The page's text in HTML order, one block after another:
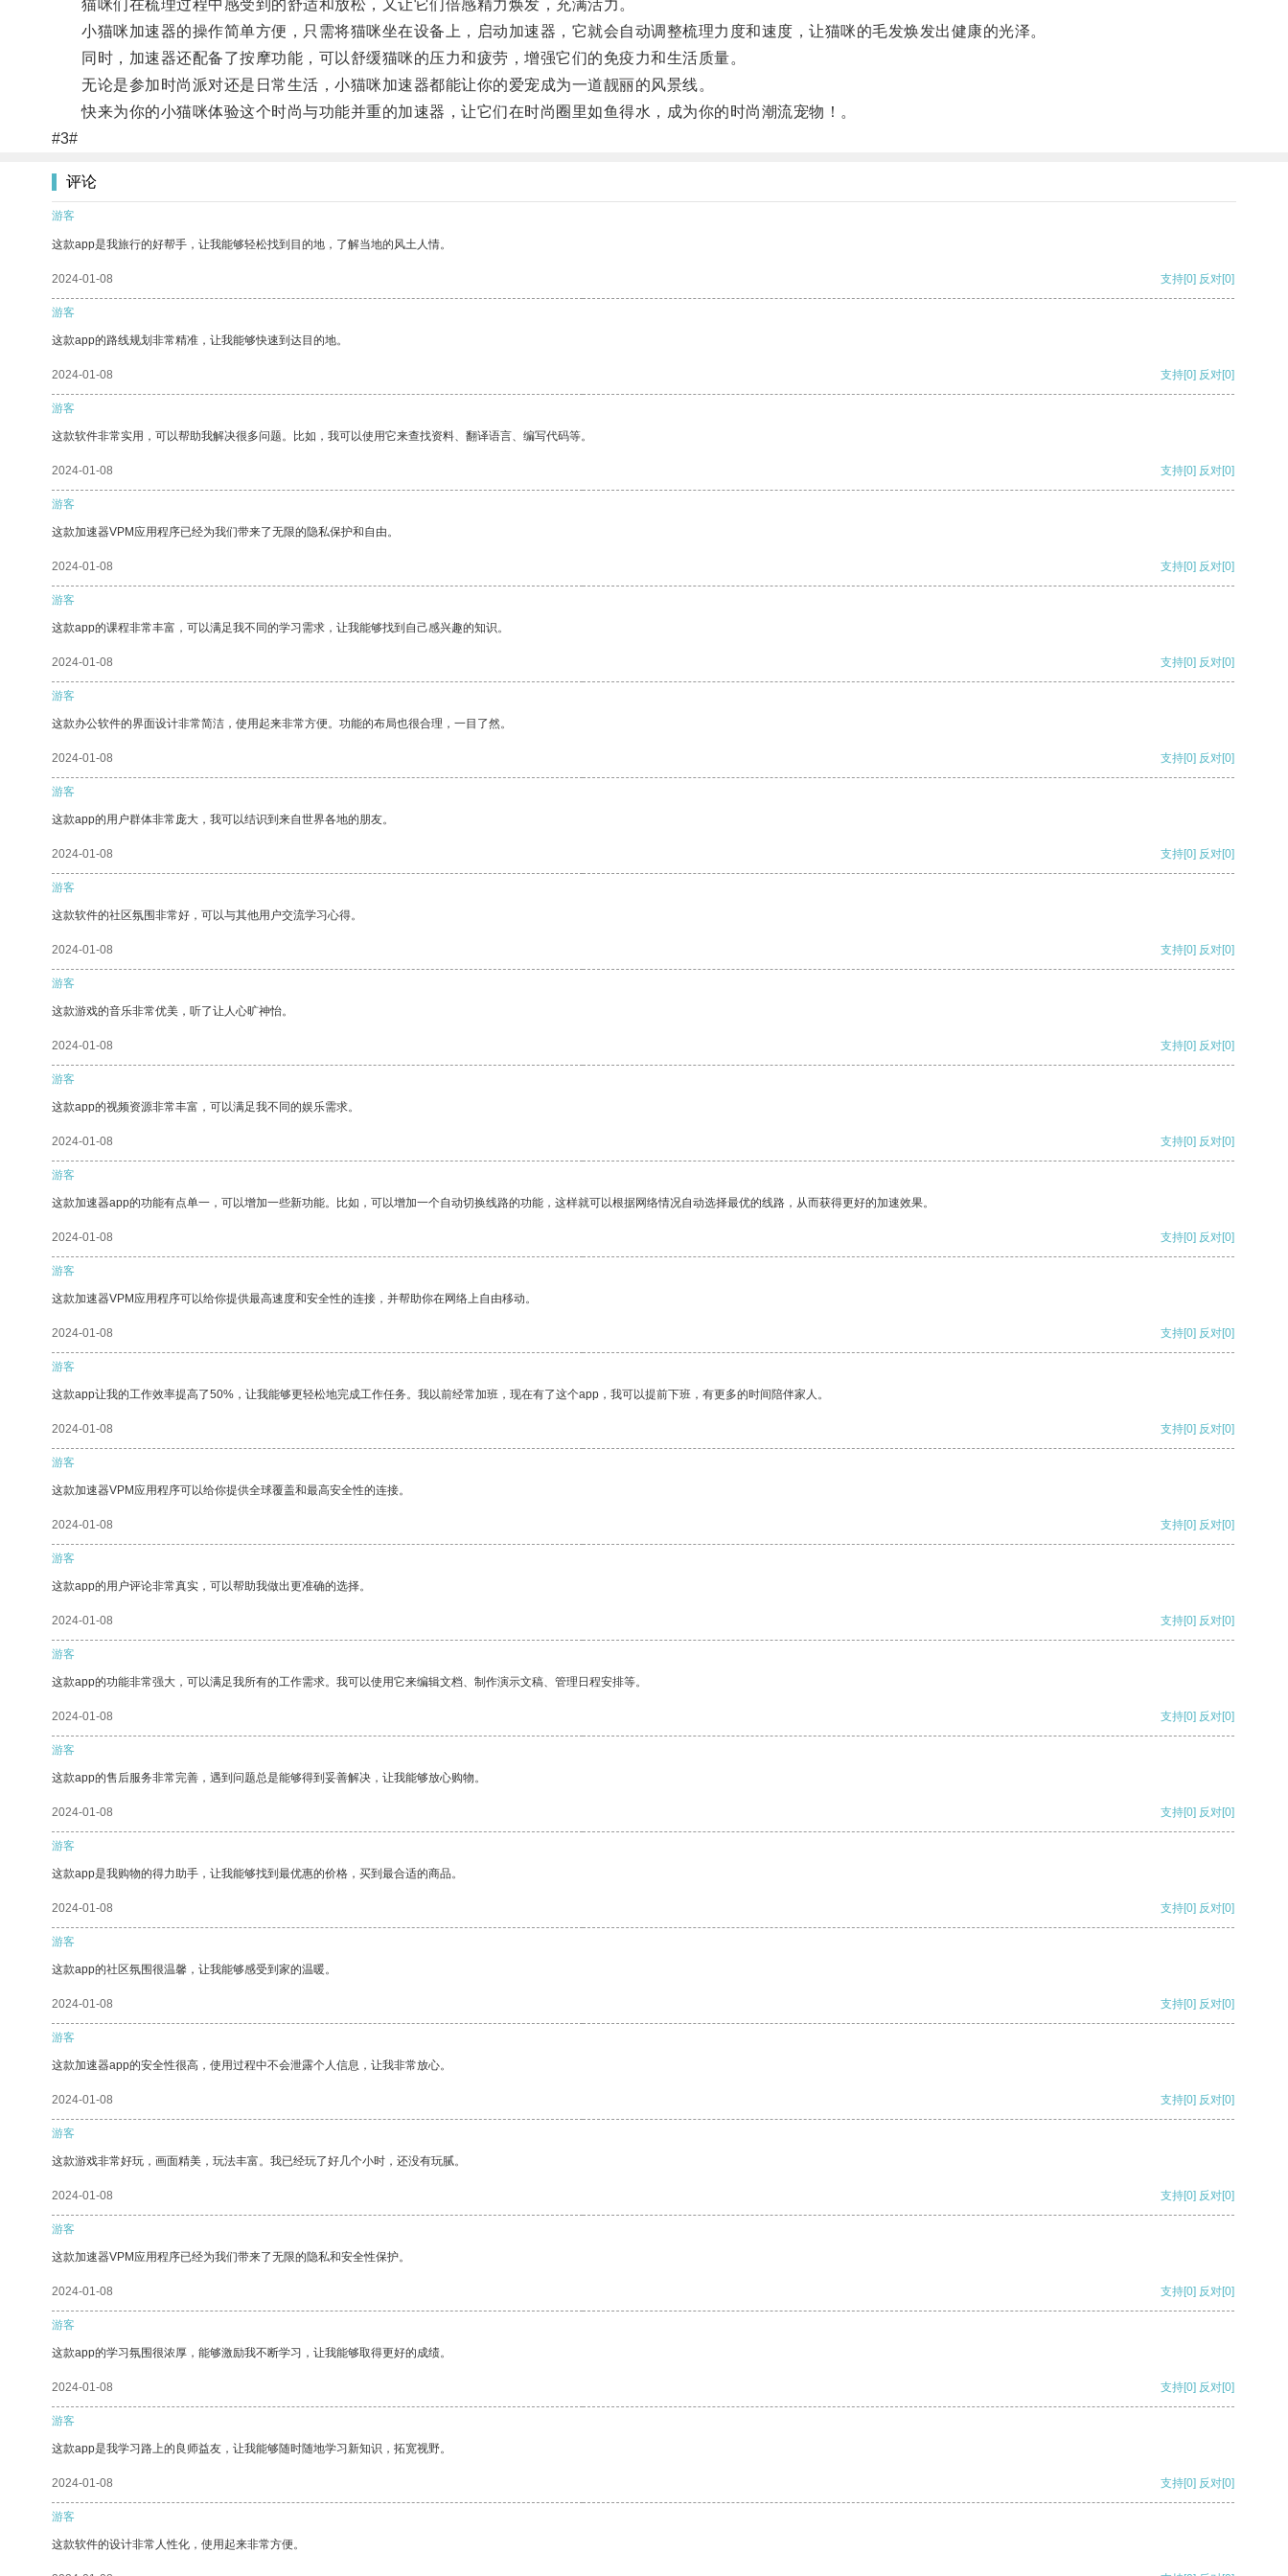
猫咪们在梳理过程中感受到的舒适和放松，又让它们倍感精力焕发，充满活力。
小猫咪加速器的操作简单方便，只需将猫咪坐在设备上，启动加速器，它就会自动调整梳理力度和速度，让猫咪的毛发焕发出健康的光泽。
同时，加速器还配备了按摩功能，可以舒缓猫咪的压力和疲劳，增强它们的免疫力和生活质量。
无论是参加时尚派对还是日常生活，小猫咪加速器都能让你的爱宠成为一道靓丽的风景线。
快来为你的小猫咪体验这个时尚与功能并重的加速器，让它们在时尚圈里如鱼得水，成为你的时尚潮流宠物！。
#3#
评论
游客
这款app是我旅行的好帮手，让我能够轻松找到目的地，了解当地的风土人情。
2024-01-08 支持[0] 反对[0]
游客
这款app的路线规划非常精准，让我能够快速到达目的地。
2024-01-08 支持[0] 反对[0]
游客
这款软件非常实用，可以帮助我解决很多问题。比如，我可以使用它来查找资料、翻译语言、编写代码等。
2024-01-08 支持[0] 反对[0]
游客
这款加速器VPM应用程序已经为我们带来了无限的隐私保护和自由。
2024-01-08 支持[0] 反对[0]
游客
这款app的课程非常丰富，可以满足我不同的学习需求，让我能够找到自己感兴趣的知识。
2024-01-08 支持[0] 反对[0]
游客
这款办公软件的界面设计非常简洁，使用起来非常方便。功能的布局也很合理，一目了然。
2024-01-08 支持[0] 反对[0]
游客
这款app的用户群体非常庞大，我可以结识到来自世界各地的朋友。
2024-01-08 支持[0] 反对[0]
游客
这款软件的社区氛围非常好，可以与其他用户交流学习心得。
2024-01-08 支持[0] 反对[0]
游客
这款游戏的音乐非常优美，听了让人心旷神怡。
2024-01-08 支持[0] 反对[0]
游客
这款app的视频资源非常丰富，可以满足我不同的娱乐需求。
2024-01-08 支持[0] 反对[0]
游客
这款加速器app的功能有点单一，可以增加一些新功能。比如，可以增加一个自动切换线路的功能，这样就可以根据网络情况自动选择最优的线路，从而获得更好的加速效果。
2024-01-08 支持[0] 反对[0]
游客
这款加速器VPM应用程序可以给你提供最高速度和安全性的连接，并帮助你在网络上自由移动。
2024-01-08 支持[0] 反对[0]
游客
这款app让我的工作效率提高了50%，让我能够更轻松地完成工作任务。我以前经常加班，现在有了这个app，我可以提前下班，有更多的时间陪伴家人。
2024-01-08 支持[0] 反对[0]
游客
这款加速器VPM应用程序可以给你提供全球覆盖和最高安全性的连接。
2024-01-08 支持[0] 反对[0]
游客
这款app的用户评论非常真实，可以帮助我做出更准确的选择。
2024-01-08 支持[0] 反对[0]
游客
这款app的功能非常强大，可以满足我所有的工作需求。我可以使用它来编辑文档、制作演示文稿、管理日程安排等。
2024-01-08 支持[0] 反对[0]
游客
这款app的售后服务非常完善，遇到问题总是能够得到妥善解决，让我能够放心购物。
2024-01-08 支持[0] 反对[0]
游客
这款app是我购物的得力助手，让我能够找到最优惠的价格，买到最合适的商品。
2024-01-08 支持[0] 反对[0]
游客
这款app的社区氛围很温馨，让我能够感受到家的温暖。
2024-01-08 支持[0] 反对[0]
游客
这款加速器app的安全性很高，使用过程中不会泄露个人信息，让我非常放心。
2024-01-08 支持[0] 反对[0]
游客
这款游戏非常好玩，画面精美，玩法丰富。我已经玩了好几个小时，还没有玩腻。
2024-01-08 支持[0] 反对[0]
游客
这款加速器VPM应用程序已经为我们带来了无限的隐私和安全性保护。
2024-01-08 支持[0] 反对[0]
游客
这款app的学习氛围很浓厚，能够激励我不断学习，让我能够取得更好的成绩。
2024-01-08 支持[0] 反对[0]
游客
这款app是我学习路上的良师益友，让我能够随时随地学习新知识，拓宽视野。
2024-01-08 支持[0] 反对[0]
游客
这款软件的设计非常人性化，使用起来非常方便。